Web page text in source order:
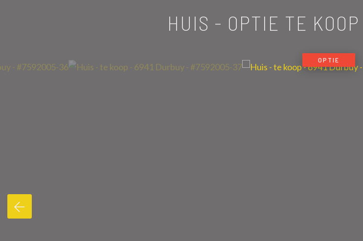
HUIS - OPTIE TE KOOP
OPTIE